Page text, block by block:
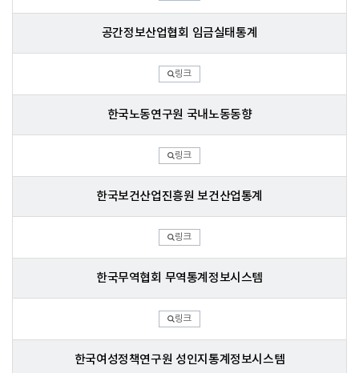
공간정보산업협회 임금실태통계
링크
한국노동연구원 국내노동동향
링크
한국보건산업진흥원 보건산업통계
링크
한국무역협회 무역통계정보시스템
링크
한국여성정책연구원 성인지통계정보시스템